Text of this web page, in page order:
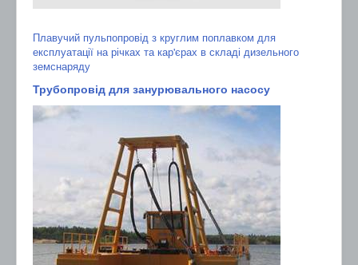
Плавучий пульпопровід з круглим поплавком для
експлуатації на річках та кар'єрах в складі дизельного
земснаряду
Трубопровід для занурювального насосу